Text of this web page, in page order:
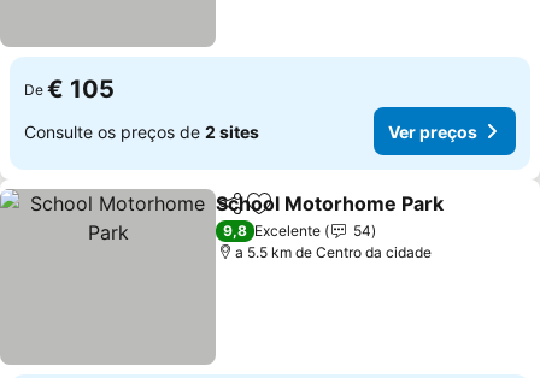
De € 105
Consulte os preços de 2 sites Ver preços
PartilharAdicionar aos favoritos
School Motorhome Park
9,8 Excelente
54
a 5.5 km de Centro da cidade